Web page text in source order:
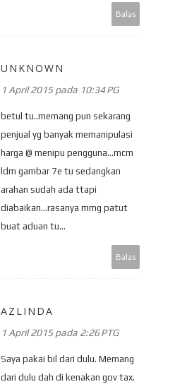
Balas
UNKNOWN
1 April 2015 pada 10:34 PG
betul tu..memang pun sekarang
penjual yg banyak memanipulasi
harga @ menipu pengguna...mcm
ldm gambar 7e tu sedangkan
arahan sudah ada ttapi
diabaikan...rasanya mmg patut
buat aduan tu...
Balas
AZLINDA
1 April 2015 pada 2:26 PTG
Saya pakai bil dari dulu. Memang
dari dulu dah di kenakan gov tax.